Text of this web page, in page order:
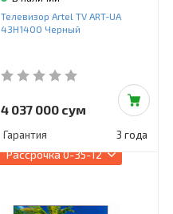
Телевизор Artel TV ART-UA
43H1400 Черный
4 037 000 сум
Гарантия 3 года
Рассрочка0-35-12